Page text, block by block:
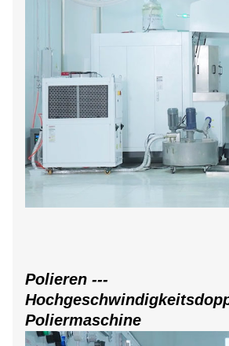
Polieren ---
Poliermaschine